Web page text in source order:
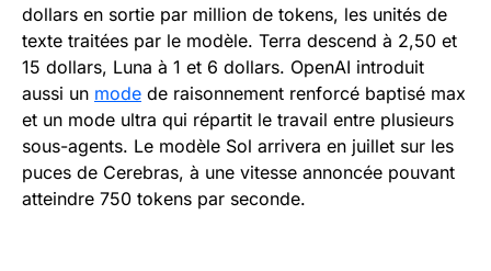
dollars en sortie par million de tokens, les unités de
texte traitées par le modèle. Terra descend à 2,50 et
15 dollars, Luna à 1 et 6 dollars. OpenAI introduit
aussi un mode de raisonnement renforcé baptisé max
et un mode ultra qui répartit le travail entre plusieurs
sous-agents. Le modèle Sol arrivera en juillet sur les
puces de Cerebras, à une vitesse annoncée pouvant
atteindre 750 tokens par seconde.